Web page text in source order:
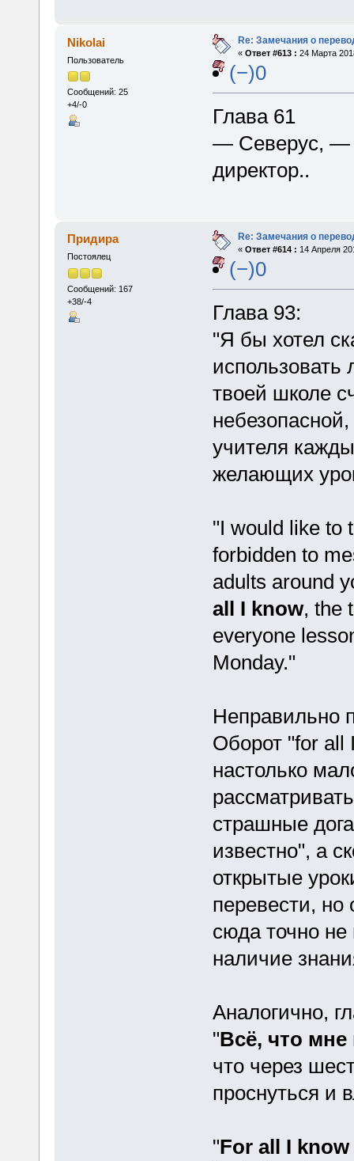
Nikolai
Пользователь
Сообщений: 25
+4/-0
Re: Замечания о
« Ответ #613 : 24 Марта
(−)0
Глава 61
— Северус, —
директор..
Придира
Постоялец
Сообщений: 167
+38/-4
Re: Замечания о
« Ответ #614 : 14 Апреля
(−)0
Глава 93:
"Я бы хотел
твоей школе
учителя
желающих
"I would like to
forbidden to
adults around
all I know, the
everyone
Monday."
Неправильно
Оборот "for all
настолько
страшные
известно", а
открытые
перевести, но
сюда точно не
наличие
Аналогично,
"Всё, что мне
что через
проснуться и
"For all I know